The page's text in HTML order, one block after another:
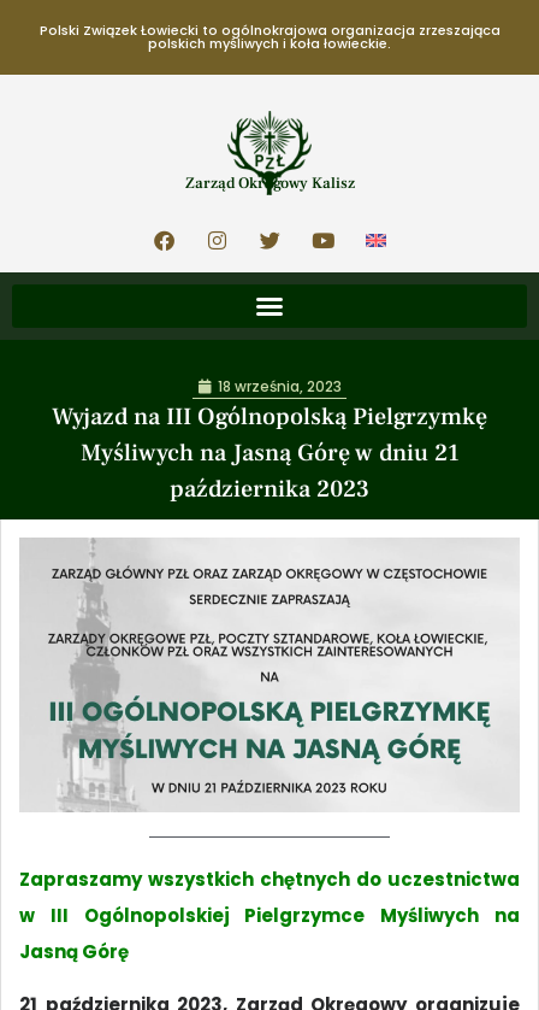
Polski Związek Łowiecki to ogólnokrajowa organizacja zrzeszająca
polskich myśliwych i koła łowieckie.
Zarząd Okręgowy Kalisz
Wyjazd na III Ogólnopolską Pielgrzymkę
Myśliwych na Jasną Górę w dniu 21
października 2023
18 września, 2023
Zapraszamy wszystkich chętnych do uczestnictwa
w III Ogólnopolskiej Pielgrzymce Myśliwych na
Jasną Górę